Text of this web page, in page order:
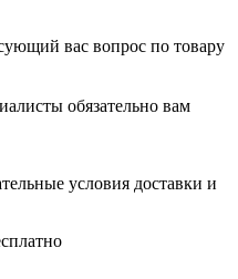
вас вопрос по товару
обязательно вам
условия доставки и